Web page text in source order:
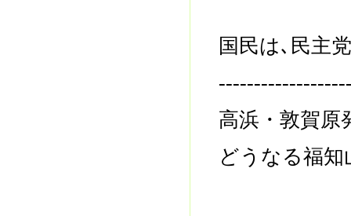
国民は､民主
高浜・敦賀
どうなる福知